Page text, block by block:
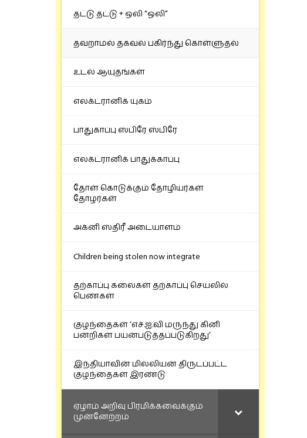
தட்டு தட்டு + ஒலி “ஒலி”
தவறாமல் தகவல் பகிர்ந்து கொள்ளுதல்
உடல் ஆயுதங்கள்
எலக்ட்ரானிக் யுகம்
பாதுகாப்பு ஸ்பிரே ஸ்பிரே
எலக்ட்ரானிக் பாதுக்காப்பு
தோள் கொடுக்கும் தோழியர்கள்
தோழர்கள்
அக்னி ஸ்திரீ அடையாளம்
Children being stolen now integrate
தற்காப்பு கலைகள் தற்காப்பு செயலில்
பெண்கள்
குழந்தைகள் ‘எச்.ஐ.வி மருந்து கினி
பன்றிகள் பயன்படுத்தப்படுகிறது’
இந்தியாவின் மில்லியன் திருடப்பட்ட
குழந்தைகள் இரண்டு
ஏழாம் அறிவு பிரமிக்கவைக்கும்
முன்னேற்றம்